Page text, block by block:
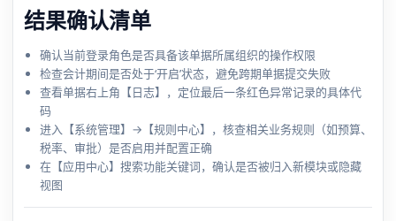
结果确认清单
确认当前登录角色是否具备该单据所属组织的操作权限
检查会计期间是否处于‘开启’状态，避免跨期单据提交失败
查看单据右上角【日志】，定位最后一条红色异常记录的具体代
码
进入【系统管理】→【规则中心】，核查相关业务规则（如预算、
税率、审批）是否启用并配置正确
在【应用中心】搜索功能关键词，确认是否被归入新模块或隐藏
视图